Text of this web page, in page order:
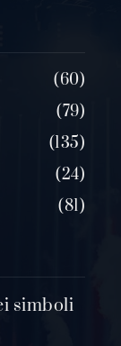
60
79
135
24
81
simboli